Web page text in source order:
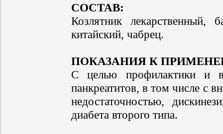
СОСТАВ:
Козлятник лекарственный,
китайский, чабрец.
ПОКАЗАНИЯ К
С целью профилактики и в
панкреатитов, в том числе с
недостаточностью,
диабета второго типа.